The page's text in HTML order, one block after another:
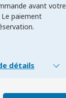
avant votre
Le paiement
détails